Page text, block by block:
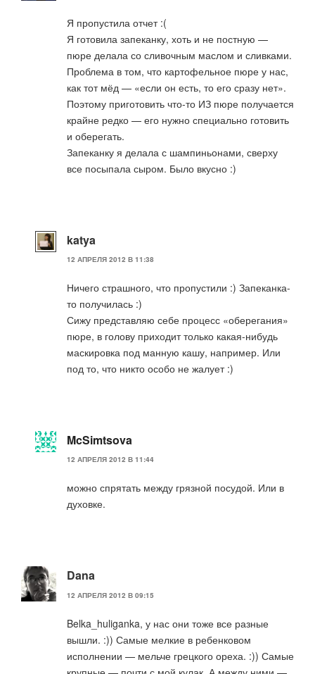
Я пропустила отчет :(
Я готовила запеканку, хоть и не постную —
пюре делала со сливочным маслом и сливками.
Проблема в том, что картофельное пюре у нас,
как тот мёд — «если он есть, то его сразу нет».
Поэтому приготовить что-то ИЗ пюре получается
крайне редко — его нужно специально готовить
и оберегать.
Запеканку я делала с шампиньонами, сверху
все посыпала сыром. Было вкусно :)
katya
12 АПРЕЛЯ 2012 В 11:38
Ничего страшного, что пропустили :) Запеканка-
то получилась :)
Сижу представляю себе процесс «оберегания»
пюре, в голову приходит только какая-нибудь
маскировка под манную кашу, например. Или
под то, что никто особо не жалует :)
McSimtsova
12 АПРЕЛЯ 2012 В 11:44
можно спрятать между грязной посудой. Или в
духовке.
Dana
12 АПРЕЛЯ 2012 В 09:15
Belka_huliganka, у нас они тоже все разные
вышли. :)) Самые мелкие в ребенковом
исполнении — мельче грецкого ореха. :)) Самые